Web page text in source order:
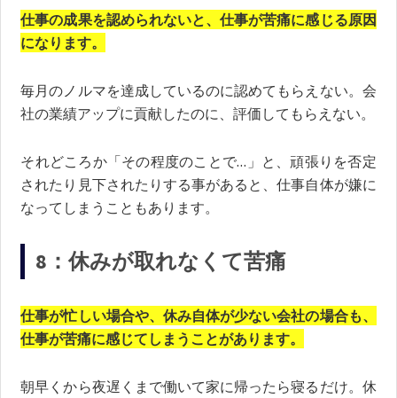
仕事の成果を認められないと、仕事が苦痛に感じる原因
になります。
毎月のノルマを達成しているのに認めてもらえない。会
社の業績アップに貢献したのに、評価してもらえない。
それどころか「その程度のことで…」と、頑張りを否定
されたり見下されたりする事があると、仕事自体が嫌に
なってしまうこともあります。
8：休みが取れなくて苦痛
仕事が忙しい場合や、休み自体が少ない会社の場合も、
仕事が苦痛に感じてしまうことがあります。
朝早くから夜遅くまで働いて家に帰ったら寝るだけ。休